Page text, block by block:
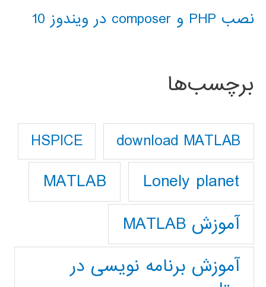
نصب PHP و composer در ویندوز 10
برچسب‌ها
download MATLAB
HSPICE
Lonely planet
MATLAB
آموزش MATLAB
آموزش برنامه نویسی در